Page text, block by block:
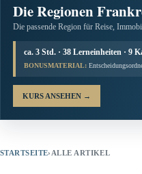
Die Regionen
Die passende Region für Reise,
ca. 3 Std. · 38 Lerneinheiten · 9
BONUSMATERIAL:
KURS ANSEHEN →
STARTSEITE› ALLE ARTIKEL